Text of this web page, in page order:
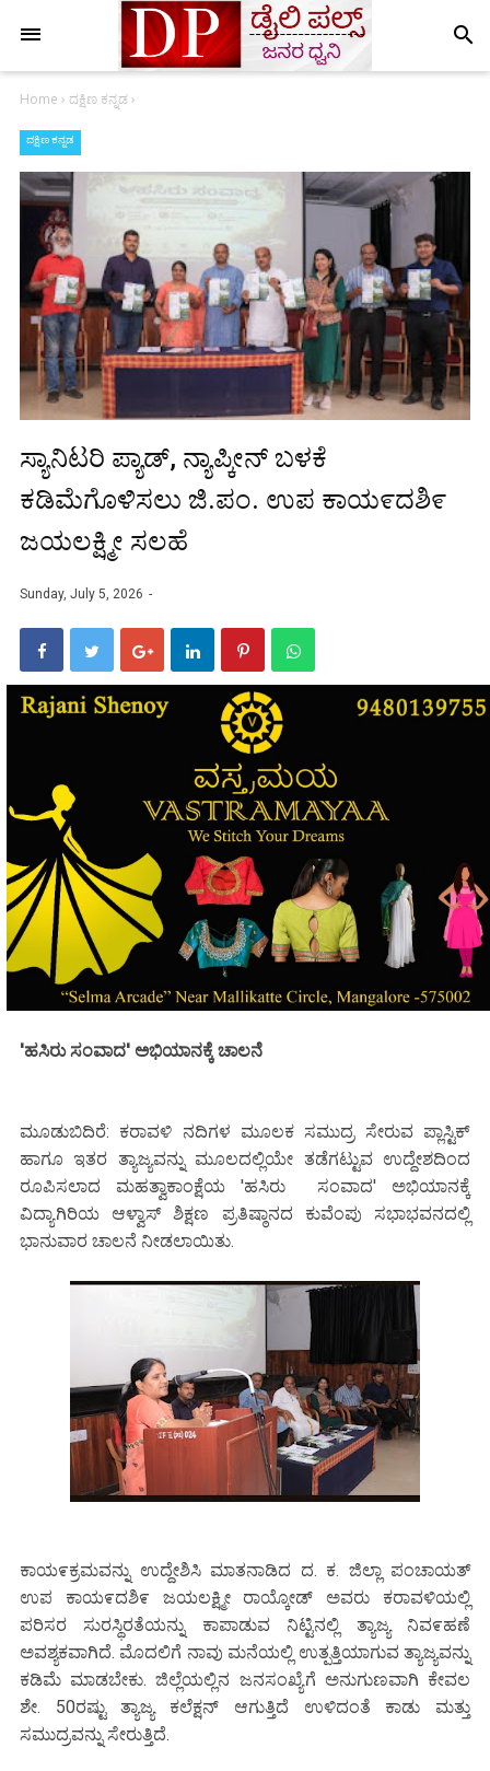
search
Home › ದಕ್ಷಿಣ ಕನ್ನಡ›
ದಕ್ಷಿಣ ಕನ್ನಡ
ಸ್ಯಾನಿಟರಿ ಪ್ಯಾಡ್, ನ್ಯಾಪ್ಕೀನ್ ಬಳಕೆ
ಕಡಿಮೆಗೊಳಿಸಲು ಜಿ.ಪಂ. ಉಪ ಕಾಯ೯ದಶಿ೯
ಜಯಲಕ್ಷ್ಮೀ ಸಲಹೆ
Sunday, July 5, 2026
'ಹಸಿರು ಸಂವಾದ' ಅಭಿಯಾನಕ್ಕೆ ಚಾಲನೆ
ಮೂಡುಬಿದಿರೆ: ಕರಾವಳಿ ನದಿಗಳ ಮೂಲಕ ಸಮುದ್ರ ಸೇರುವ ಪ್ಲಾಸ್ಟಿಕ್
ಹಾಗೂ ಇತರ ತ್ಯಾಜ್ಯವನ್ನು ಮೂಲದಲ್ಲಿಯೇ ತಡೆಗಟ್ಟುವ ಉದ್ದೇಶದಿಂದ
ರೂಪಿಸಲಾದ ಮಹತ್ವಾಕಾಂಕ್ಷೆಯ 'ಹಸಿರು ಸಂವಾದ' ಅಭಿಯಾನಕ್ಕೆ
ವಿದ್ಯಾಗಿರಿಯ ಆಳ್ವಾಸ್ ಶಿಕ್ಷಣ ಪ್ರತಿಷ್ಠಾನದ ಕುವೆಂಪು ಸಭಾಭವನದಲ್ಲಿ
ಭಾನುವಾರ ಚಾಲನೆ ನೀಡಲಾಯಿತು.
ಕಾಯ೯ಕ್ರಮವನ್ನು ಉದ್ದೇಶಿಸಿ ಮಾತನಾಡಿದ ದ. ಕ. ಜಿಲ್ಲಾ ಪಂಚಾಯತ್
ಉಪ ಕಾಯ೯ದಶಿ೯ ಜಯಲಕ್ಷ್ಮೀ ರಾಯ್ಕೋಡ್ ಅವರು ಕರಾವಳಿಯಲ್ಲಿ
ಪರಿಸರ ಸುರಸ್ಥಿರತೆಯನ್ನು ಕಾಪಾಡುವ ನಿಟ್ಟಿನಲ್ಲಿ ತ್ಯಾಜ್ಯ ನಿವ೯ಹಣೆ
ಅವಶ್ಯಕವಾಗಿದೆ. ಮೊದಲಿಗೆ ನಾವು ಮನೆಯಲ್ಲಿ ಉತ್ಪತ್ತಿಯಾಗುವ ತ್ಯಾಜ್ಯವನ್ನು
ಕಡಿಮೆ ಮಾಡಬೇಕು. ಜಿಲ್ಲೆಯಲ್ಲಿನ ಜನಸಂಖ್ಯೆಗೆ ಅನುಗುಣವಾಗಿ ಕೇವಲ
ಶೇ. 50ರಷ್ಟು ತ್ಯಾಜ್ಯ ಕಲೆಕ್ಷನ್ ಆಗುತ್ತಿದೆ ಉಳಿದಂತೆ ಕಾಡು ಮತ್ತು
ಸಮುದ್ರವನ್ನು ಸೇರುತ್ತಿದೆ.